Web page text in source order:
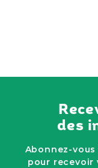
des
Abonnez-
pour recevoir